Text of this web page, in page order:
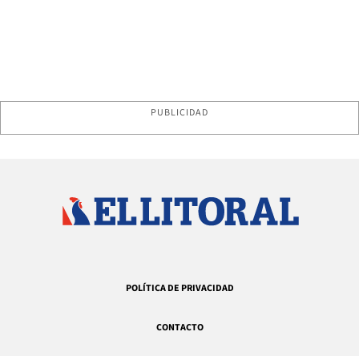
PUBLICIDAD
POLÍTICA DE PRIVACIDAD
CONTACTO